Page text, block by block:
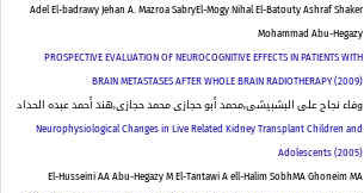
Adel El-badrawy Jehan A. Mazroa SabryEl-Mogy Nihal El-Batouty Ashraf Shaker
Mohammad Abu-Hegazy
PROSPECTIVE EVALUATION OF NEUROCOGNITIVE EFFECTS IN PATIENTS WITH
BRAIN METASTASES AFTER WHOLE BRAIN RADIOTHERAPY (2009)
وفاء نجاح على البشبيشى,محمد أبو حجازى محمد حجازى,هند أحمد عبده الحداد
Neurophysiological Changes in Live Related Kidney Transplant Children and
Adolescents (2005)
El-Husseini AA Abu-Hegazy M El-Tantawi A ell-Halim SobhMA Ghoneim MA